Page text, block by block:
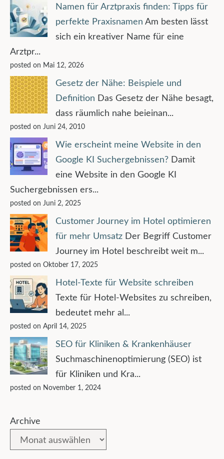
Namen für Arztpraxis finden: Tipps für
perfekte Praxisnamen Am besten lässt
sich ein kreativer Name für eine
Arztpr...
posted on Mai 12, 2026
Gesetz der Nähe: Beispiele und
Definition Das Gesetz der Nähe besagt,
dass räumlich nahe beieinan...
posted on Juni 24, 2010
Wie erscheint meine Website in den
Google KI Suchergebnissen? Damit
eine Website in den Google KI
Suchergebnissen ers...
posted on Juni 2, 2025
Customer Journey im Hotel optimieren
für mehr Umsatz Der Begriff Customer
Journey im Hotel beschreibt weit m...
posted on Oktober 17, 2025
Hotel-Texte für Website schreiben
Texte für Hotel-Websites zu schreiben,
bedeutet mehr al...
posted on April 14, 2025
SEO für Kliniken & Krankenhäuser
Suchmaschinenoptimierung (SEO) ist
für Kliniken und Kra...
posted on November 1, 2024
Archive